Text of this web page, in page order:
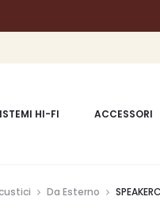
HI-FI ACCESSORI
Da Esterno